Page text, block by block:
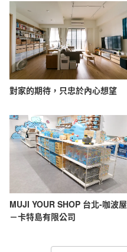
對家的期待，只忠於內心想望
MUJI YOUR SHOP 台北-咖波屋
－卡特島有限公司